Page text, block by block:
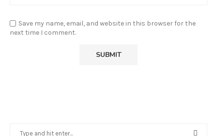
Save my name, email, and website in this browser for the
next time I comment.